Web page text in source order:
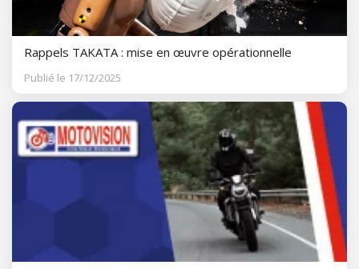
Rappels TAKATA : mise en œuvre opérationnelle
Publié le 17/12/2025